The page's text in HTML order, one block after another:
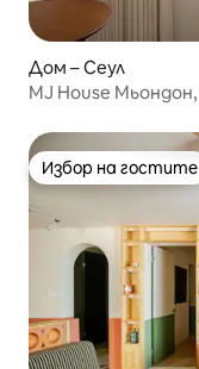
Дом – Сеул
MJ House Мьондон,
„Олив Йънг“,
Избор на гостите
Избор на гостите